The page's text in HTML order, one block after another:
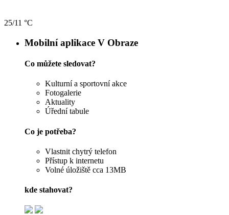
25/11 °C
Mobilní aplikace V Obraze
Co můžete sledovat?
Kulturní a sportovní akce
Fotogalerie
Aktuality
Úřední tabule
Co je potřeba?
Vlastnit chytrý telefon
Přístup k internetu
Volné úložiště cca 13MB
kde stahovat?